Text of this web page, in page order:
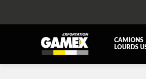
CAMIONS
LOURDS